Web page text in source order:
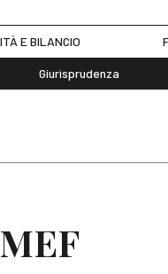
E BILANCIO
Giurisprudenza